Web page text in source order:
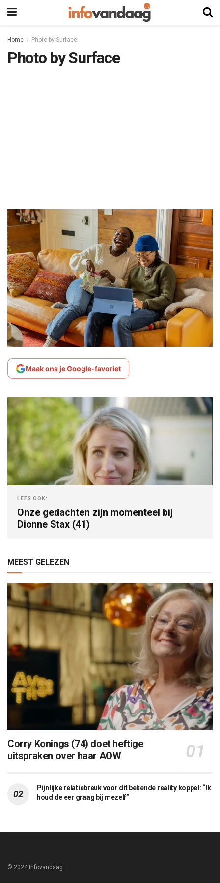
Home Photo by Surface
Photo by Surface
Maak ons je Google-favoriet
LEES OOK:
Onze gedachten zijn momenteel bij
Dionne Stax (41)
MEEST GELEZEN
Corry Konings (74) doet heftige
uitspraken over haar AOW
Pijnlijke relatiebreuk voor dit bekende reality koppel: “Ik
houd de eer graag bij mezelf”
© 2024 Infovandaag.